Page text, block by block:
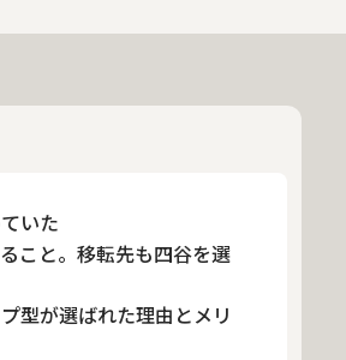
いた
こと。移転先も四谷を選
型が選ばれた理由とメリ